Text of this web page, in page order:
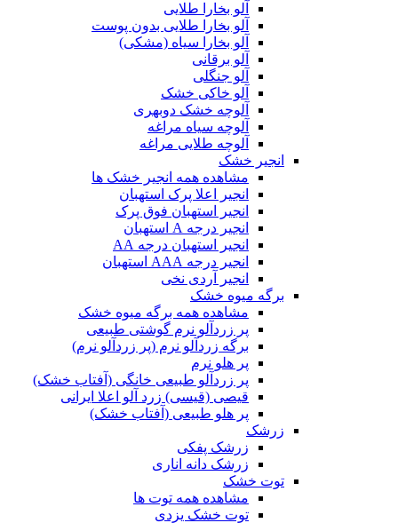
آلو بخارا طلایی
آلو بخارا طلایی بدون پوست
آلو بخارا سیاه (مشکی)
آلو برقانی
آلو جنگلی
آلو خاکی خشک
آلوچه خشک دوبهری
آلوچه سیاه مراغه
آلوچه طلایی مراغه
انجیر خشک
مشاهده همه انجیر خشک ها
انجیر اعلا پرک استهبان
انجیر استهبان فوق پرک
انجیر درجه A استهبان
انجیر استهبان درجه AA
انجیر درجه AAA استهبان
انجیر آردی نخی
برگه میوه خشک
مشاهده همه برگه میوه خشک
پر زردآلو نرم گوشتی طبیعی
برگه زردآلو نرم (پر زردآلو نرم)
پر هلو نرم
پر زردآلو طبیعی خانگی (آفتاب خشک)
قیصی (قیسی) زرد آلو اعلا ایرانی
پر هلو طبیعی (آفتاب خشک)
زرشک
زرشک پفکی
زرشک دانه اناری
توت خشک
مشاهده همه توت ها
توت خشک یزدی